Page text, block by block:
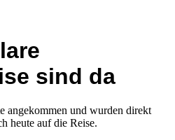
sind da
angekommen und wurden direkt
heute auf die Reise.